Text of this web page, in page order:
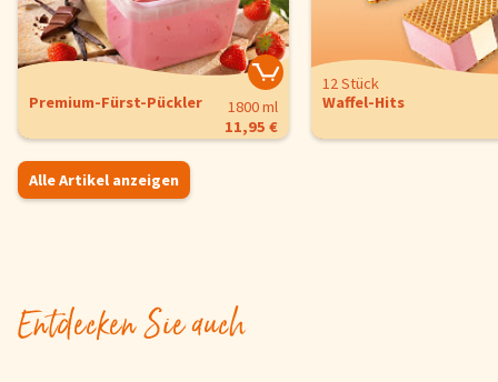
Premium-Fürst-Pückler
1800 ml
11,95 €
12 Stück
Waffel-Hits
Alle Artikel anzeigen
Entdecken Sie auch